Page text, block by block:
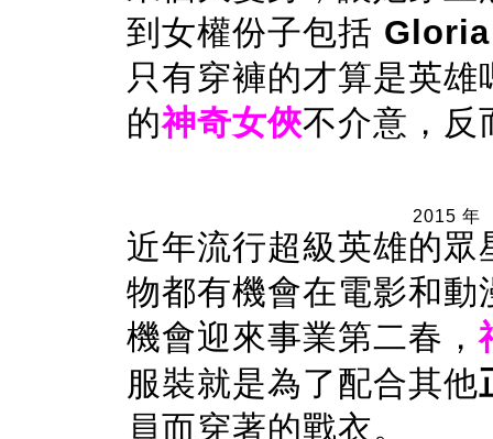
到女權份子包括
只有穿褲的才算是英
的神奇女俠不介意，反
2015 年
近年流行超級英雄的
物都有機會在電影和
機會迎來事業第二春，
服裝就是為了配合其他
員而穿著的戰衣。